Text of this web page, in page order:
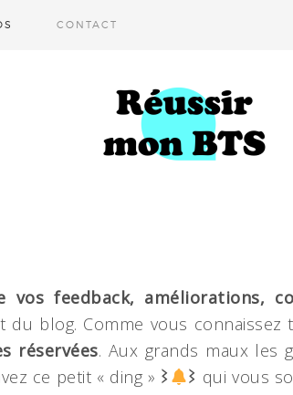
CONTACT
vos feedback, améliorations,
du blog. Comme vous
réservées. Aux grands maux les
fermée et avec elle … les notifications. Vous savez ce petit « ding » 𐩦
𐩦 qui vous sonne, que dis-je, qui vous somme d’interrompre tout de